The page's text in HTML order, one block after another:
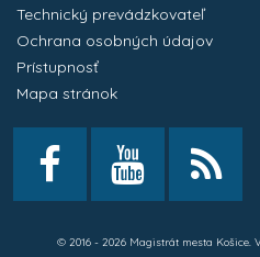
Technický prevádzkovateľ
Ochrana osobných údajov
Prístupnosť
Mapa stránok
© 2016 - 2026 Magistrát mesta